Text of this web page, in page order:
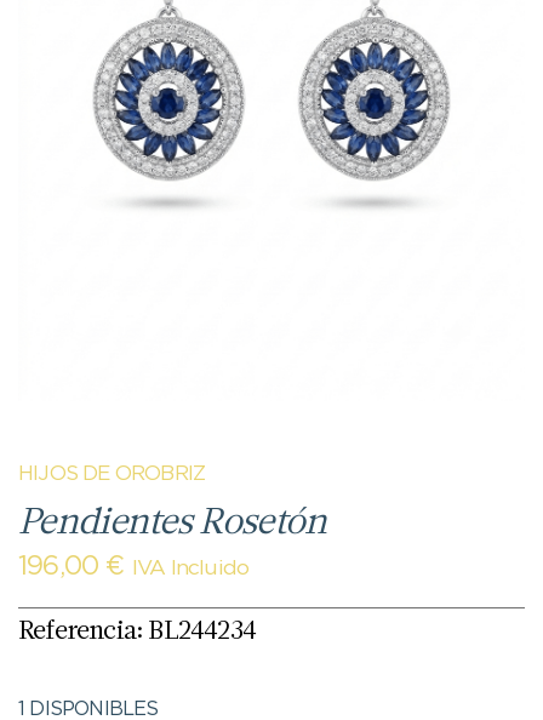
HIJOS DE OROBRIZ
Pendientes Rosetón
196,00 € IVA Incluido
Referencia: BL244234
1 DISPONIBLES